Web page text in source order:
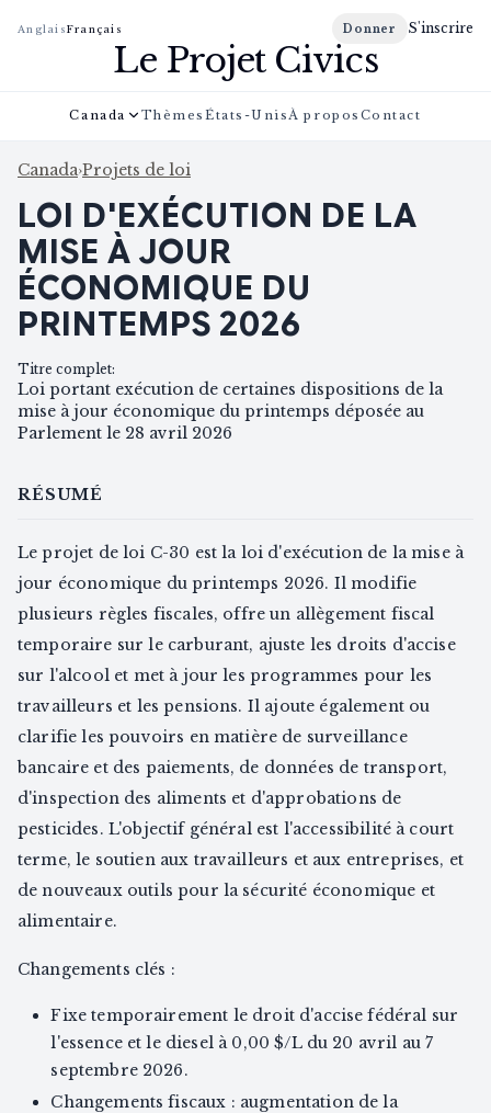
AnglaisFrançais Donner S'inscrire
Le Projet Civics
Canada Thèmes États-Unis À propos Contact
Canada›Projets de loi
LOI D'EXÉCUTION DE LA
MISE À JOUR
ÉCONOMIQUE DU
PRINTEMPS 2026
Titre complet:
Loi portant exécution de certaines dispositions de la
mise à jour économique du printemps déposée au
Parlement le 28 avril 2026
RÉSUMÉ
Le projet de loi C-30 est la loi d'exécution de la mise à
jour économique du printemps 2026. Il modifie
plusieurs règles fiscales, offre un allègement fiscal
temporaire sur le carburant, ajuste les droits d'accise
sur l'alcool et met à jour les programmes pour les
travailleurs et les pensions. Il ajoute également ou
clarifie les pouvoirs en matière de surveillance
bancaire et des paiements, de données de transport,
d'inspection des aliments et d'approbations de
pesticides. L'objectif général est l'accessibilité à court
terme, le soutien aux travailleurs et aux entreprises, et
de nouveaux outils pour la sécurité économique et
alimentaire.
Changements clés :
Fixe temporairement le droit d'accise fédéral sur
l'essence et le diesel à 0,00 $/L du 20 avril au 7
septembre 2026.
Changements fiscaux : augmentation de la